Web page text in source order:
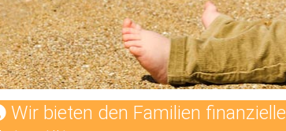
Wir bieten den Familien finanzielle